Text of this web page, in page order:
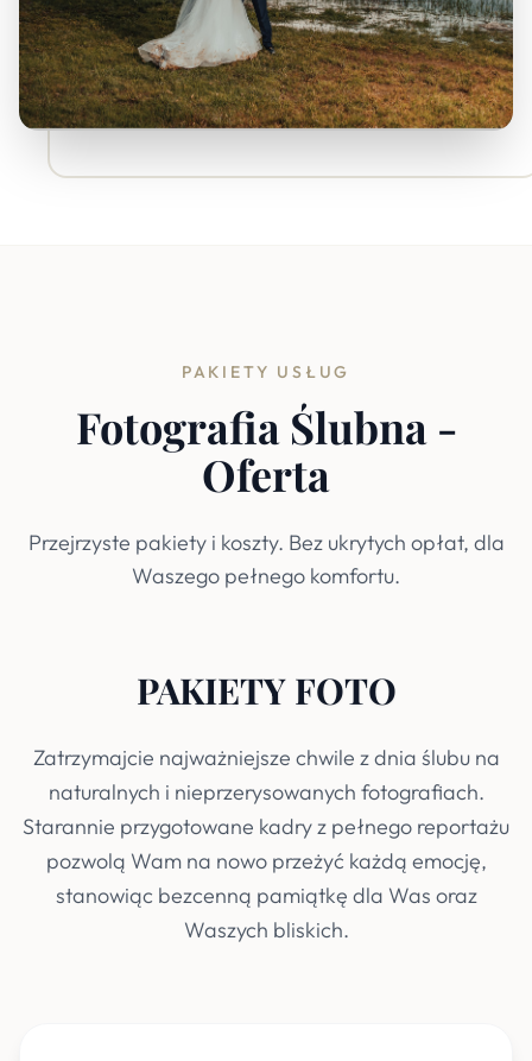
PAKIETY USŁUG
Fotografia Ślubna -
Oferta
Przejrzyste pakiety i koszty. Bez ukrytych opłat, dla
Waszego pełnego komfortu.
PAKIETY FOTO
Zatrzymajcie najważniejsze chwile z dnia ślubu na
naturalnych i nieprzerysowanych fotografiach.
Starannie przygotowane kadry z pełnego reportażu
pozwolą Wam na nowo przeżyć każdą emocję,
stanowiąc bezcenną pamiątkę dla Was oraz
Waszych bliskich.